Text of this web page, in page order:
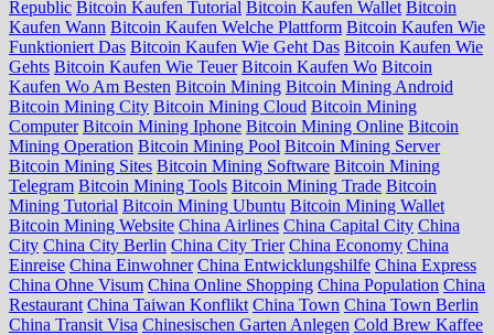
Republic Bitcoin Kaufen Tutorial Bitcoin Kaufen Wallet Bitcoin
Kaufen Wann Bitcoin Kaufen Welche Plattform Bitcoin Kaufen Wie
Funktioniert Das Bitcoin Kaufen Wie Geht Das Bitcoin Kaufen Wie
Gehts Bitcoin Kaufen Wie Teuer Bitcoin Kaufen Wo Bitcoin
Kaufen Wo Am Besten Bitcoin Mining Bitcoin Mining Android
Bitcoin Mining City Bitcoin Mining Cloud Bitcoin Mining
Computer Bitcoin Mining Iphone Bitcoin Mining Online Bitcoin
Mining Operation Bitcoin Mining Pool Bitcoin Mining Server
Bitcoin Mining Sites Bitcoin Mining Software Bitcoin Mining
Telegram Bitcoin Mining Tools Bitcoin Mining Trade Bitcoin
Mining Tutorial Bitcoin Mining Ubuntu Bitcoin Mining Wallet
Bitcoin Mining Website China Airlines China Capital City China
City China City Berlin China City Trier China Economy China
Einreise China Einwohner China Entwicklungshilfe China Express
China Ohne Visum China Online Shopping China Population China
Restaurant China Taiwan Konflikt China Town China Town Berlin
China Transit Visa Chinesischen Garten Anlegen Cold Brew Kaffee